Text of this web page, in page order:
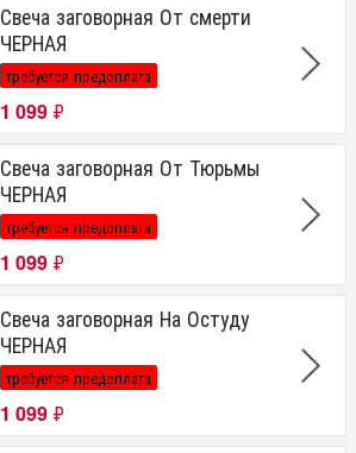
Свеча заговорная От смерти
ЧЕРНАЯ
требуется предоплата
1 099 ₽
Свеча заговорная От Тюрьмы
ЧЕРНАЯ
требуется предоплата
1 099 ₽
Свеча заговорная На Остуду
ЧЕРНАЯ
требуется предоплата
1 099 ₽